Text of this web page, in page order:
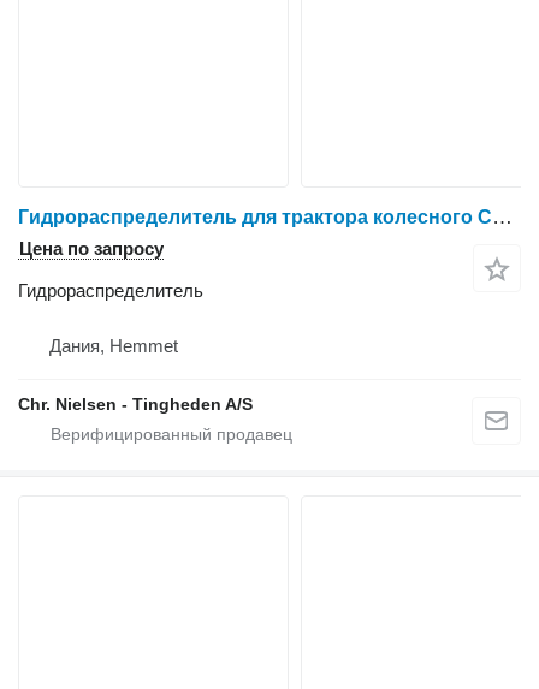
Гидрораспределитель для трактора колесного Case IH 7130
Цена по запросу
Гидрораспределитель
Дания, Hemmet
Chr. Nielsen - Tingheden A/S